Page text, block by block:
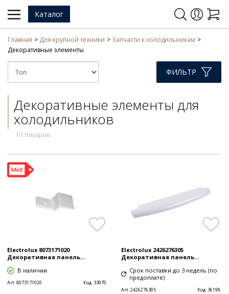
Каталог
Главная Для крупной техники
Запчасти к холодильникам
Декоративные элементы
ФИЛЬТР
Декоративные элементы для
холодильников
10 товаров
Electrolux 8073171020
Декоративная панель...
В наличии
Art:8073171020 Код: 33070
Electrolux 2426276305
Декоративная панель...
Срок поставки до 3 недель (по
предоплате)
Art:2426276305 Код: 36198